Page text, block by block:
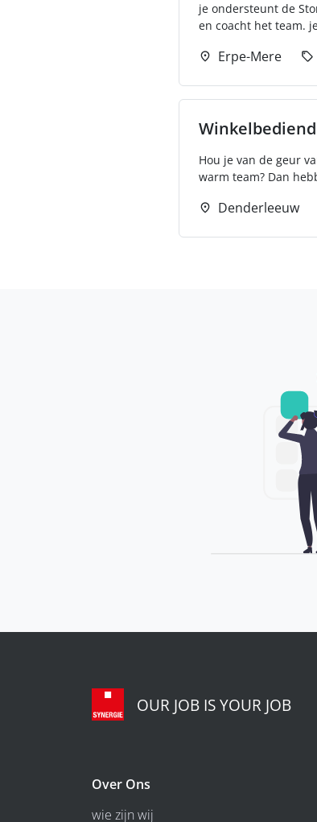
je ondersteunt de
en coacht het team.
Erpe-Mere
Hou je van de geur
warm team? Dan
Denderleeuw
OUR JOB IS YOUR JOB
Over Ons
wie zijn wij